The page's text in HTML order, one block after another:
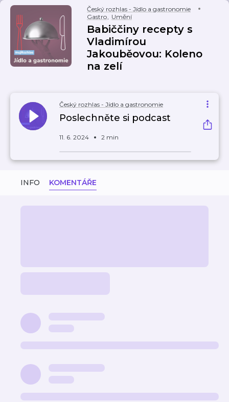
Český rozhlas - Jídlo a gastronomie
Gastro, Umění
Babiččiny recepty s
Vladimírou
Jakouběovou: Koleno
na zelí
Český rozhlas - Jídlo a gastronomie
Poslechněte si podcast
11. 6. 2024 2 min
INFO KOMENTÁŘE